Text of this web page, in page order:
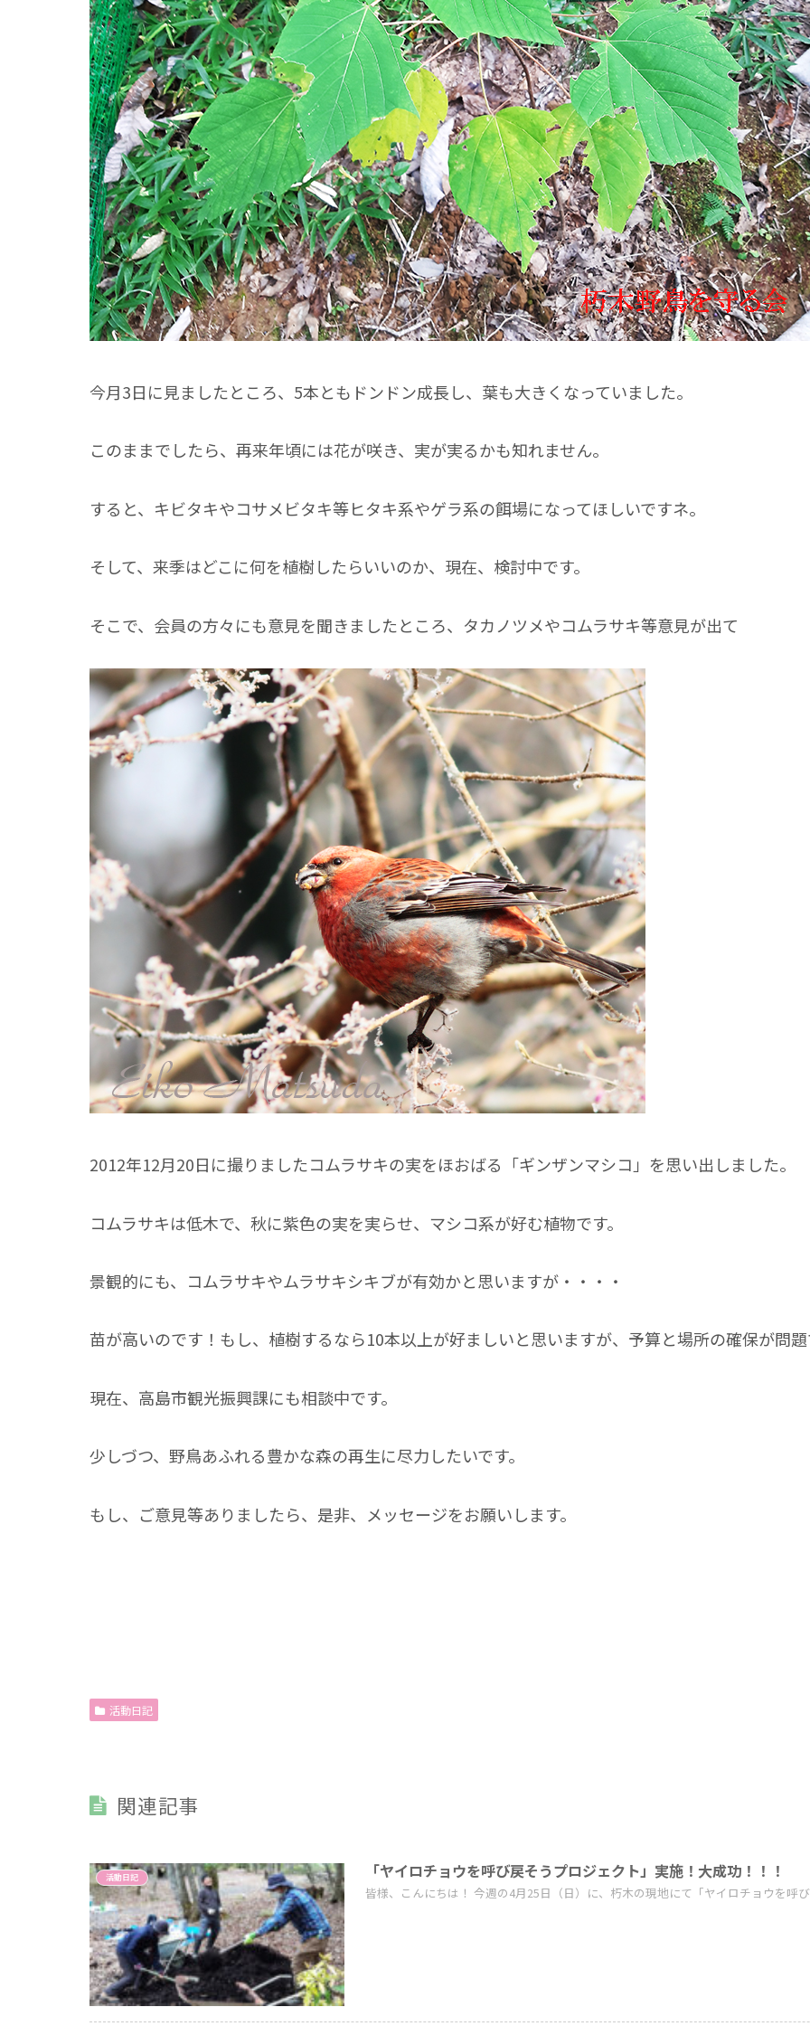
今月3日に見ましたところ、5本ともドンドン成長し、葉も大きくなっていました。
このままでしたら、再来年頃には花が咲き、実が実るかも知れません。
すると、キビタキやコサメビタキ等ヒタキ系やゲラ系の餌場になってほしいですネ。
そして、来季はどこに何を植樹したらいいのか、現在、検討中です。
そこで、会員の方々にも意見を聞きましたところ、タカノツメやコムラサキ等意見が出て
2012年12月20日に撮りましたコムラサキの実をほおばる「ギンザンマシコ」を思い出しました。
コムラサキは低木で、秋に紫色の実を実らせ、マシコ系が好む植物です。
景観的にも、コムラサキやムラサキシキブが有効かと思いますが・・・・
苗が高いのです！もし、植樹するなら10本以上が好ましいと思いますが、予算と場所の確保が問
現在、高島市観光振興課にも相談中です。
少しづつ、野鳥あふれる豊かな森の再生に尽力したいです。
もし、ご意見等ありましたら、是非、メッセージをお願いします。
活動日記
関連記事
活動日記 「ヤイロチョウを呼び戻そうプロジェクト」実施！大成功！！！
皆様、こんにちは！ 今週の4月25日（日）に、朽木の現地にて「ヤイロチョウを呼